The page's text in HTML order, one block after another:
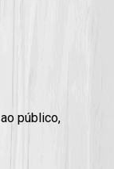
público,